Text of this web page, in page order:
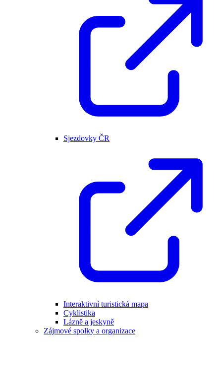
Sjezdovky ČR
Interaktivní turistická mapa
Cyklistika
Lázně a jeskyně
Zájmové spolky a organizace